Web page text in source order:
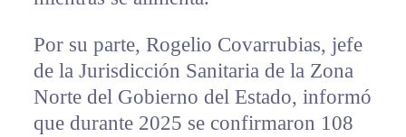
Por su parte, Rogelio Covarrubias, jefe
de la Jurisdicción Sanitaria de la Zona
Norte del Gobierno del Estado, informó
que durante 2025 se confirmaron 108